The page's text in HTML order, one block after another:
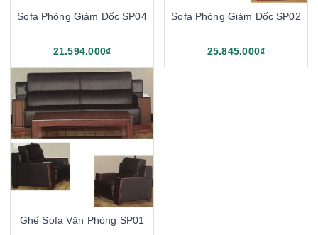
Sofa Phòng Giám Đốc SP04
21.594.000₫
Sofa Phòng Giám Đốc SP02
25.845.000₫
Ghế Sofa Văn Phòng SP01